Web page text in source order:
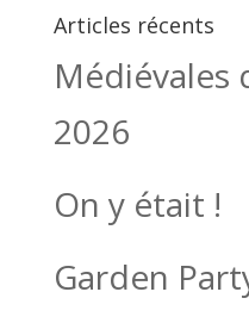
Articles récents
Médiévales
2026
On y était !
Garden